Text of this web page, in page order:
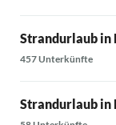
Strandurlaub in
457 Unterkünfte
Strandurlaub in